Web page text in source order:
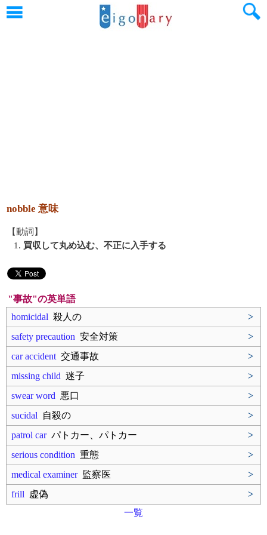
nobble 意味
【動詞】
1. 買収して丸め込む、不正に入手する
"事故"の英単語
homicidal 殺人の
>
safety precaution 安全対策
>
car accident 交通事故
>
missing child 迷子
>
swear word 悪口
>
sucidal 自殺の
>
patrol carパトカー、パトカー
>
serious condition 重態
>
medical examiner監察医
>
frill 虚偽
>
一覧